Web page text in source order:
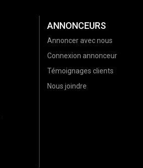
ANNONCEURS
Annoncer avec nous
Connexion annonceur
Témoignages clients
Nous joindre